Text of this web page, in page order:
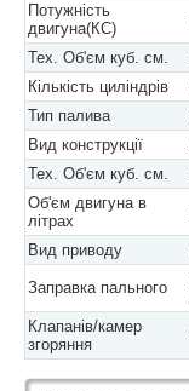
Потужність
двигуна(КС)
Тех. Об'єм куб. см.
Кількість циліндрів
Тип палива
Вид конструкції
Тех. Об'єм куб. см.
Об'єм двигуна в
літрах
Вид приводу
Заправка пального
Клапанів/камер
згоряння